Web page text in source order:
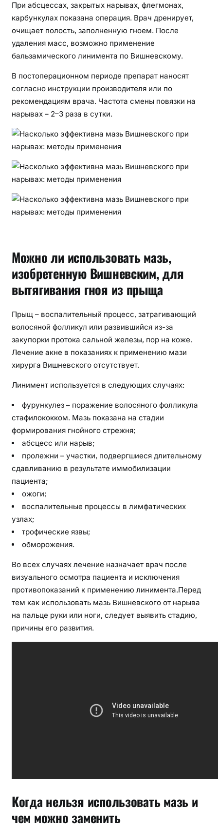
При абсцессах, закрытых нарывах, флегмонах,
карбункулах показана операция. Врач дренирует,
очищает полость, заполненную гноем. После
удаления масс, возможно применение
бальзамического линимента по Вишневскому.
В постоперационном периоде препарат наносят
согласно инструкции производителя или по
рекомендациям врача. Частота смены повязки на
нарывах – 2–3 раза в сутки.
Можно ли использовать мазь,
изобретенную Вишневским, для
вытягивания гноя из прыща
Прыщ – воспалительный процесс, затрагивающий
волосяной фолликул или развившийся из-за
закупорки протока сальной железы, пор на коже.
Лечение акне в показаниях к применению мази
хирурга Вишневского отсутствует.
Линимент используется в следующих случаях:
фурункулез – поражение волосяного фолликула
стафилококком. Мазь показана на стадии
формирования гнойного стрежня;
абсцесс или нарыв;
пролежни – участки, подвергшиеся длительному
сдавливанию в результате иммобилизации
пациента;
ожоги;
воспалительные процессы в лимфатических
узлах;
трофические язвы;
обморожения.
Во всех случаях лечение назначает врач после
визуального осмотра пациента и исключения
противопоказаний к применению линимента.Перед
тем как использовать мазь Вишневского от нарыва
на пальце руки или ноги, следует выявить стадию,
причины его развития.
Когда нельзя использовать мазь и
чем можно заменить